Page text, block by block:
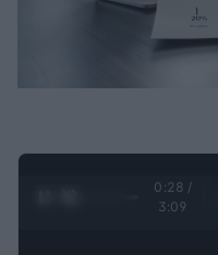
0:29 /
3:09